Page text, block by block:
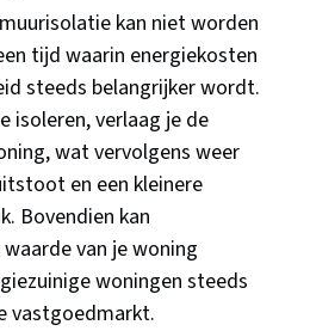
kan niet worden
tijd waarin energiekosten
steeds belangrijker wordt.
isoleren, verlaag je de
wat vervolgens weer
en een kleinere
Bovendien kan
van je woning
woningen steeds
vastgoedmarkt.